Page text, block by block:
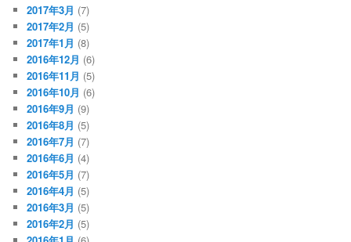
2017年3月 (7)
2017年2月 (5)
2017年1月 (8)
2016年12月 (6)
2016年11月 (5)
2016年10月 (6)
2016年9月 (9)
2016年8月 (5)
2016年7月 (7)
2016年6月 (4)
2016年5月 (7)
2016年4月 (5)
2016年3月 (5)
2016年2月 (5)